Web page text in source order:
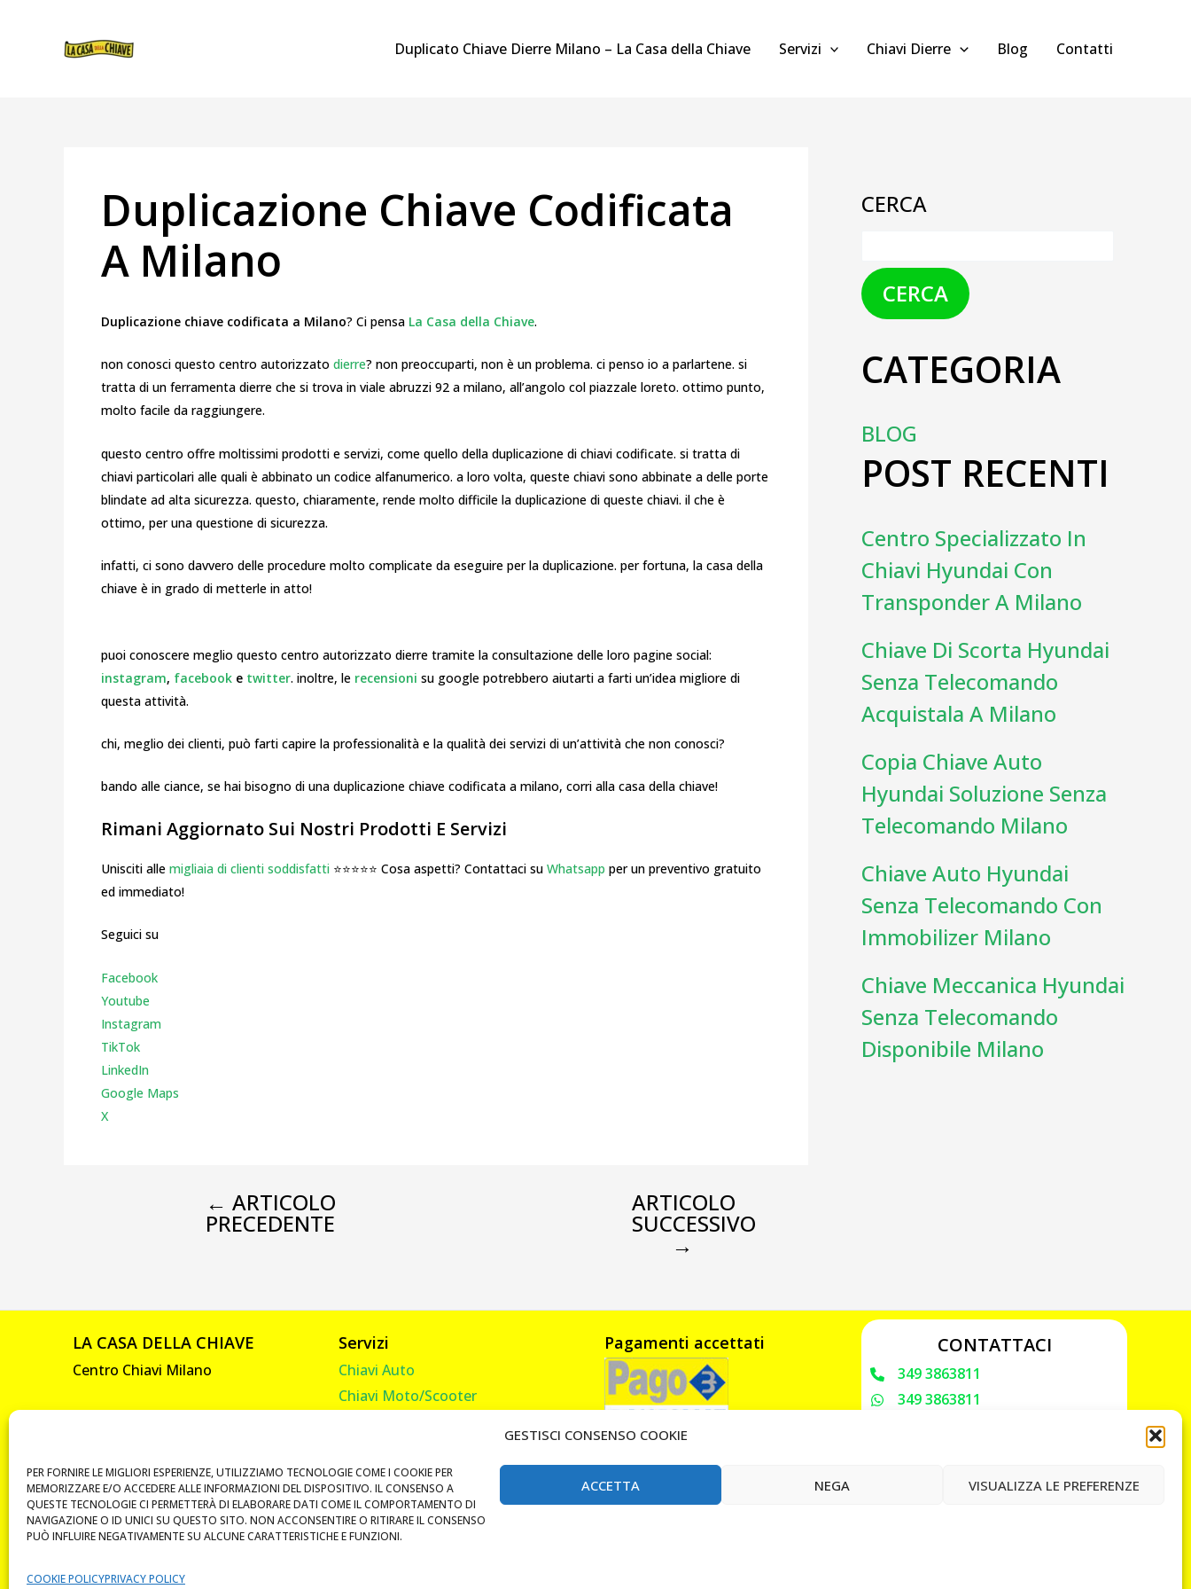
GESTISCI CONSENSO COOKIE
PER FORNIRE LE MIGLIORI ESPERIENZE, UTILIZZIAMO TECNOLOGIE COME I COOKIE PER
MEMORIZZARE E/O ACCEDERE ALLE INFORMAZIONI DEL DISPOSITIVO. IL CONSENSO A
QUESTE TECNOLOGIE CI PERMETTERÀ DI ELABORARE DATI COME IL COMPORTAMENTO DI
NAVIGAZIONE O ID UNICI SU QUESTO SITO. NON ACCONSENTIRE O RITIRARE IL CONSENSO
PUÒ INFLUIRE NEGATIVAMENTE SU ALCUNE CARATTERISTICHE E FUNZIONI.
ACCETTA NEGA VISUALIZZA LE PREFERENZE
COOKIE POLICYPRIVACY POLICY
CONTENUTO
Duplicato Chiave Dierre Milano – La Casa della Chiave Servizi Chiavi Dierre Blog Contatti
Duplicazione Chiave Codificata
A Milano
Duplicazione chiave codificata a Milano? Ci pensa La Casa della Chiave.
non conosci questo centro autorizzato dierre? non preoccuparti, non è un problema. ci penso io a parlartene. si
tratta di un ferramenta dierre che si trova in viale abruzzi 92 a milano, all’angolo col piazzale loreto. ottimo punto,
molto facile da raggiungere.
questo centro offre moltissimi prodotti e servizi, come quello della duplicazione di chiavi codificate. si tratta di
chiavi particolari alle quali è abbinato un codice alfanumerico. a loro volta, queste chiavi sono abbinate a delle porte
blindate ad alta sicurezza. questo, chiaramente, rende molto difficile la duplicazione di queste chiavi. il che è
ottimo, per una questione di sicurezza.
infatti, ci sono davvero delle procedure molto complicate da eseguire per la duplicazione. per fortuna, la casa della
chiave è in grado di metterle in atto!
puoi conoscere meglio questo centro autorizzato dierre tramite la consultazione delle loro pagine social:
instagram, facebook e twitter. inoltre, le recensioni su google potrebbero aiutarti a farti un’idea migliore di
questa attività.
chi, meglio dei clienti, può farti capire la professionalità e la qualità dei servizi di un’attività che non conosci?
bando alle ciance, se hai bisogno di una duplicazione chiave codificata a milano, corri alla casa della chiave!
Rimani Aggiornato Sui Nostri Prodotti E Servizi
Unisciti alle migliaia di clienti soddisfatti ⭐⭐⭐⭐⭐ Cosa aspetti? Contattaci su Whatsapp per un preventivo gratuito
ed immediato!
Seguici su
Facebook
Youtube
Instagram
TikTok
LinkedIn
Google Maps
X
← ARTICOLO
PRECEDENTE
ARTICOLO
SUCCESSIVO
→
CERCA
CERCA
CATEGORIA
BLOG
POST RECENTI
Centro Specializzato In
Chiavi Hyundai Con
Transponder A Milano
Chiave Di Scorta Hyundai
Senza Telecomando
Acquistala A Milano
Copia Chiave Auto
Hyundai Soluzione Senza
Telecomando Milano
Chiave Auto Hyundai
Senza Telecomando Con
Immobilizer Milano
Chiave Meccanica Hyundai
Senza Telecomando
Disponibile Milano
LA CASA DELLA CHIAVE
Centro Chiavi Milano
P. IVA 10585330961
Servizi
Chiavi Auto
Chiavi Moto/Scooter
Telecomandi Cancello
Vendita Lucchetti e Catene
Duplicati Tag RFID Badge
Pagamenti accettati CONTATTACI
349 3863811
349 3863811